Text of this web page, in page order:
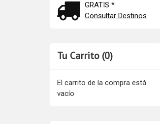
GRATIS *
Consultar Destinos
Tu Carrito (0)
El carrito de la compra está
vacío